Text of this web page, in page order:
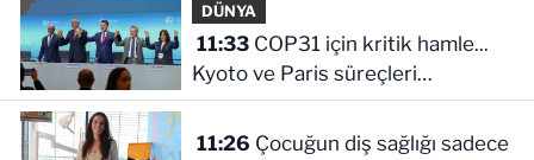
DÜNYA
11:33COP31 için kritik hamle...
Kyoto ve Paris süreçleri
Türkiye'de yönetilecek
11:26